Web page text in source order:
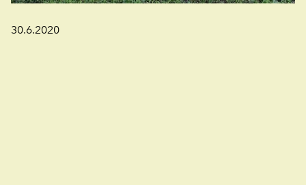
30.6.2020